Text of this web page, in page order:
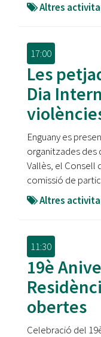
Altres
17:00
Les
Dia
Enguany es
organitzades des
Vallès, el Consell
comissió de
Altres
11:30
19è
obertes
Celebració del